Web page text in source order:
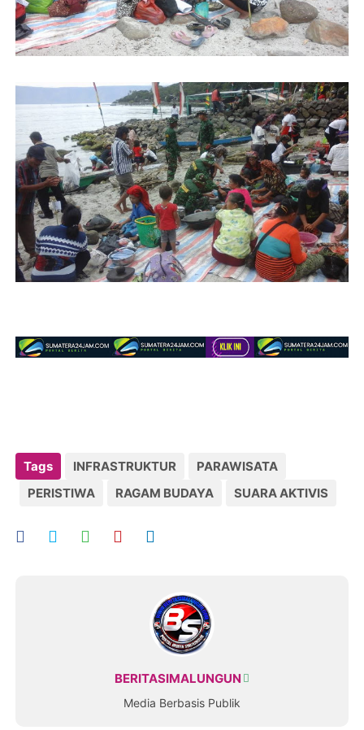
Tags INFRASTRUKTUR
PARAWISATA
PERISTIWA
RAGAM BUDAYA SUARA AKTIVIS
BERITASIMALUNGUN
Media Berbasis Publik